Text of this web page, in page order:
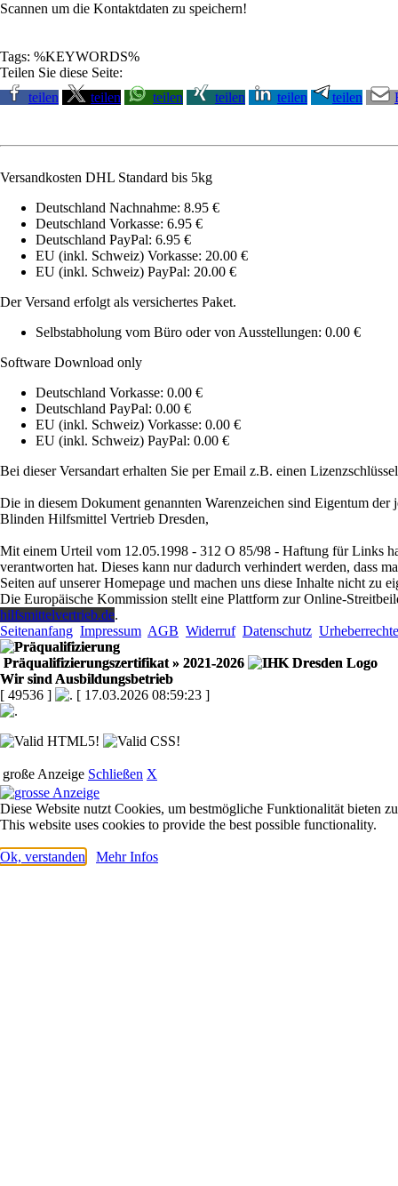
Scannen um die Kontaktdaten zu speichern!
Tags: %KEYWORDS%
Teilen Sie diese Seite:
teilen
teilen teilen teilen teilen teilen
Versandkosten DHL Standard bis 5kg
Deutschland Nachnahme: 8.95 €
Deutschland Vorkasse: 6.95 €
Deutschland PayPal: 6.95 €
EU (inkl. Schweiz) Vorkasse: 20.00 €
EU (inkl. Schweiz) PayPal: 20.00 €
Der Versand erfolgt als versichertes Paket.
Selbstabholung vom Büro oder von Ausstellungen: 0.00 €
Software Download only
Deutschland Vorkasse: 0.00 €
Deutschland PayPal: 0.00 €
EU (inkl. Schweiz) Vorkasse: 0.00 €
EU (inkl. Schweiz) PayPal: 0.00 €
Bei dieser Versandart erhalten Sie per Email z.B. einen
Die in diesem Dokument genannten Warenzeichen sind Eigentum
Blinden Hilfsmittel Vertrieb Dresden,
Mit einem Urteil vom 12.05.1998 - 312 O 85/98 - Haftung für Links
verantworten hat. Dieses kann nur dadurch verhindert werden, dass
Seiten auf unserer Homepage und machen uns diese Inhalte nicht
Die Europäische Kommission stellt eine Plattform zur Online-
hilfsmittelvertrieb.de.
Seitenanfang Impressum AGB Widerruf Datenschutz Urheberrechte
Präqualifizierungszertifikat » 2021-2026
Wir sind Ausbildungsbetrieb
[ 49536 ]
[ 17.03.2026 08:59:23 ]
große Anzeige Schließen X
Diese Website nutzt Cookies, um bestmögliche Funktionalität bieten
This website uses cookies to provide the best possible functionality.
Ok, verstanden Mehr Infos